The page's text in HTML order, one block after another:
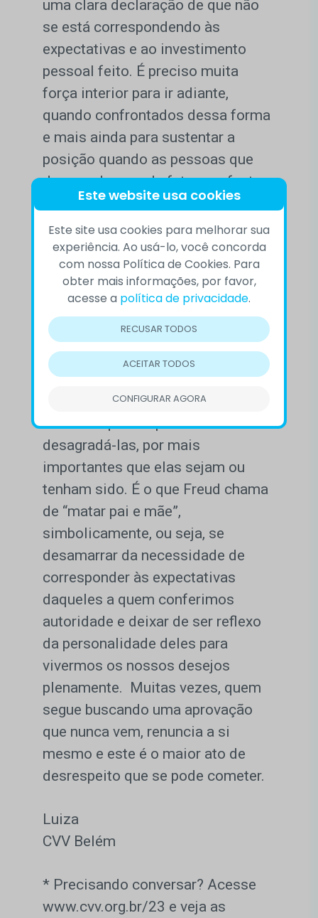
uma clara declaração de que não
se está correspondendo às
expectativas e ao investimento
pessoal feito. É preciso muita
força interior para ir adiante,
quando confrontados dessa forma
e mais ainda para sustentar a
posição quando as pessoas que
desagradamos, de fato, se afastam
de nós. Quando isso ocorre, pode-
se imaginar que a admiração – e
muitas vezes o amor – que elas
tinham era, na realidade, pelo seu
espelho.
Uma das formas de nos
empoderarmos das nossas vidas é
renunciando a essas pessoas, que
não nos aceitam e não nos
acolhem quando passamos a
desagradá-las, por mais
importantes que elas sejam ou
tenham sido. É o que Freud chama
de “matar pai e mãe”,
simbolicamente, ou seja, se
desamarrar da necessidade de
corresponder às expectativas
daqueles a quem conferimos
autoridade e deixar de ser reflexo
da personalidade deles para
vivermos os nossos desejos
plenamente. Muitas vezes, quem
segue buscando uma aprovação
que nunca vem, renuncia a si
mesmo e este é o maior ato de
desrespeito que se pode cometer.
Luiza
CVV Belém
* Precisando conversar? Acesse
www.cvv.org.br/23 e veja as
Este website usa cookies
Este site usa cookies para melhorar sua
experiência. Ao usá-lo, você concorda
com nossa Política de Cookies. Para
obter mais informações, por favor,
acesse a política de privacidade.
RECUSAR TODOS
ACEITAR TODOS
CONFIGURAR AGORA